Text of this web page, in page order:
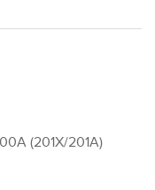
(201X/201A)